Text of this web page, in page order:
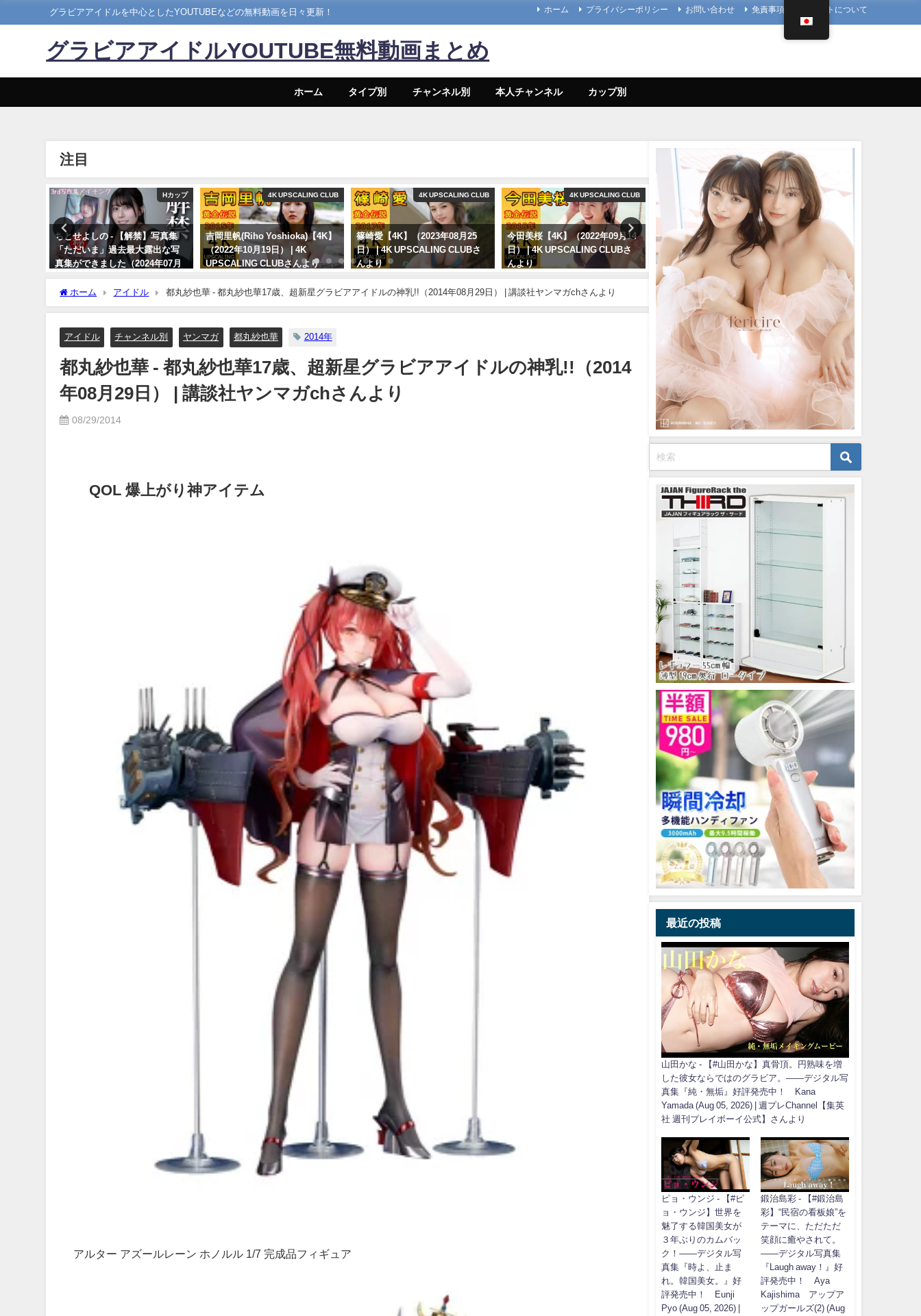
グラビアアイドルを中心としたYOUTUBEなどの無料動画を日々更新！ ホーム プライバシーポリシー お問い合わせ 免責事項 当サイトについて
グラビアアイドルYOUTUBE無料動画まとめ
ホーム タイプ別 チャンネル別 本人チャンネル カップ別
注目
Hカップ
ちとせよしの - 【解禁】写真集
「ただいま」過去最大露出な写
真集ができました（2024年07月
26日） | よしのんチャンネルさん
より
4K UPSCALING CLUB
吉岡里帆(Riho Yoshioka)【4K】
（2022年10月19日） | 4K
UPSCALING CLUBさんより
4K UPSCALING CLUB
篠崎愛【4K】（2023年08月25
日） | 4K UPSCALING CLUBさ
んより
4K UPSCALING CLUB
今田美桜【4K】（2022年09月14
日） | 4K UPSCALING CLUBさ
んより
えなこ
【バニーガールコスプレ】えな
こがTVアニメ『涼宮ハルヒの憂
鬱』劇中歌「God knows…」を
神カバー！！
10/17/2024
櫻井音乃 写真集PV - 【#櫻
乃】21歳、音乃パイセンの
ナな挑戦ーOtono Sakurai
年12月20日） | 週プレ
Channel【集英社 週刊プレ
ーイ公式】さんより
12/20/2023
ホーム アイドル 都丸紗也華 - 都丸紗也華17歳、超新星グラビアアイドルの神乳!!（2014年08月29日） | 講談社ヤンマガchさんより
アイドル チャンネル別 ヤンマガ 都丸紗也華 2014年
都丸紗也華 - 都丸紗也華17歳、超新星グラビアアイドルの神乳!!（2014
年08月29日） | 講談社ヤンマガchさんより
08/29/2014
QOL 爆上がり神アイテム
アルター アズールレーン ホノルル 1/7 完成品フィギュア
最近の投稿
山田かな - 【#山田かな】真骨頂。円熟味を増
した彼女ならではのグラビア。――デジタル写
真集『純・無垢』好評発売中！ Kana
Yamada (Aug 05, 2026) | 週プレChannel【集英
社 週刊プレイボーイ公式】さんより
ピョ・ウンジ - 【#ピ
ョ・ウンジ】世界を
魅了する韓国美女が
３年ぶりのカムバッ
ク！――デジタル写
真集『時よ、止ま
れ。韓国美女。』好
評発売中！ Eunji
Pyo (Aug 05, 2026) |
鍛治島彩 - 【#鍛治島
彩】“民宿の看板娘”を
テーマに、ただただ
笑顔に癒やされて。
――デジタル写真集
『Laugh away！』好
評発売中！ Aya
Kajishima アップア
ップガールズ(2) (Aug